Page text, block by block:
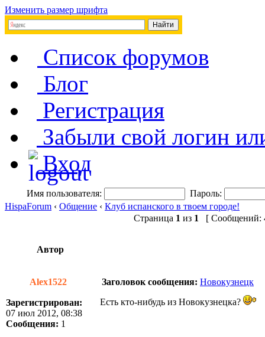
Изменить размер шрифта
Список форумов
Блог
Регистрация
Забыли свой логин
Вход
Имя пользователя:
Пароль:
HispaForum ‹ Общение ‹ Клуб испанского в твоем городе!
Страница 1 из 1 [ Сообщений:
Автор
Alex1522 Заголовок сообщения: Новокузнецк
Зарегистрирован:
07 июл 2012, 08:38
Сообщения: 1
Есть кто-нибудь из Новокузнецка?